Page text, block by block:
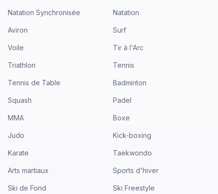
Natation Synchronisée Natation
Aviron Surf
Voile Tir à l'Arc
Triathlon Tennis
Tennis de Table Badminton
Squash Padel
MMA Boxe
Judo Kick-boxing
Karate Taekwondo
Arts martiaux Sports d'hiver
Ski de Fond Ski Freestyle